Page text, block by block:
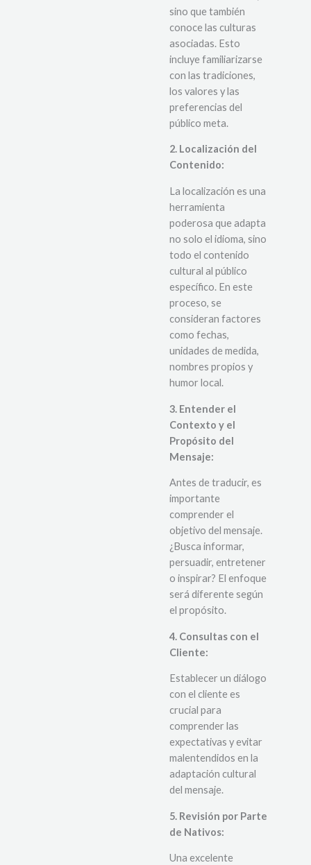
sino que también
conoce las culturas
asociadas. Esto
incluye familiarizarse
con las tradiciones,
los valores y las
preferencias del
público meta.
2. Localización del
Contenido:
La localización es una
herramienta
poderosa que adapta
no solo el idioma, sino
todo el contenido
cultural al público
específico. En este
proceso, se
consideran factores
como fechas,
unidades de medida,
nombres propios y
humor local.
3. Entender el
Contexto y el
Propósito del
Mensaje:
Antes de traducir, es
importante
comprender el
objetivo del mensaje.
¿Busca informar,
persuadir, entretener
o inspirar? El enfoque
será diferente según
el propósito.
4. Consultas con el
Cliente:
Establecer un diálogo
con el cliente es
crucial para
comprender las
expectativas y evitar
malentendidos en la
adaptación cultural
del mensaje.
5. Revisión por Parte
de Nativos:
Una excelente